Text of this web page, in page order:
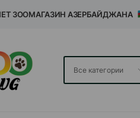
ЗООМАГАЗИН АЗЕРБАЙДЖАНА